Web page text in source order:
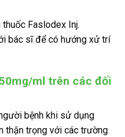
Faslodex Inj.
bác sĩ để có hướng xử trí
ml trên các đối
bệnh khi sử dụng
thận trọng với các trường